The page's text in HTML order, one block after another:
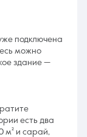
подключена
можно
здание —
есть два
м² и сарай,